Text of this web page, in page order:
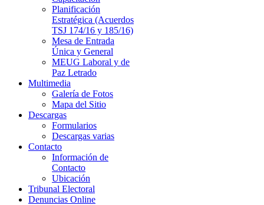
Planificación
Estratégica (Acuerdos
TSJ 174/16 y 185/16)
Mesa de Entrada
Única y General
MEUG Laboral y de
Paz Letrado
Multimedia
Galería de Fotos
Mapa del Sitio
Descargas
Formularios
Descargas varias
Contacto
Información de
Contacto
Ubicación
Tribunal Electoral
Denuncias Online